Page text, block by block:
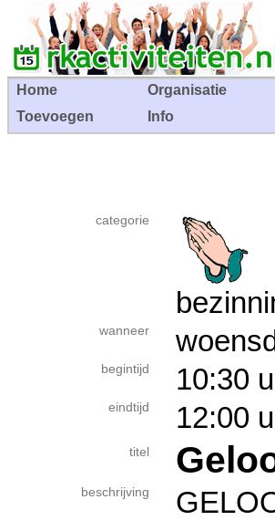
Home Organisatie
Toevoegen
Info
categorie
wanneer
begintijd 10:30
eindtijd 12:00
titel
beschrijving